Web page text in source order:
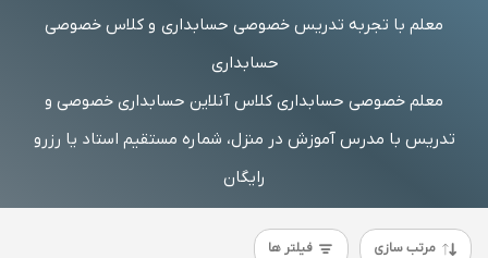
معلم با تجربه تدریس خصوصی حسابداری و کلاس خصوصی
حسابداری
معلم خصوصی حسابداری کلاس آنلاین حسابداری خصوصی و
تدریس با مدرس آموزش در منزل، شماره مستقیم استاد یا رزرو
رایگان
مرتب سازی فیلتر ها